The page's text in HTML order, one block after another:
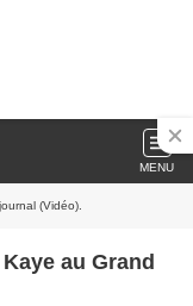
MENU
(Vidéo).
au Grand